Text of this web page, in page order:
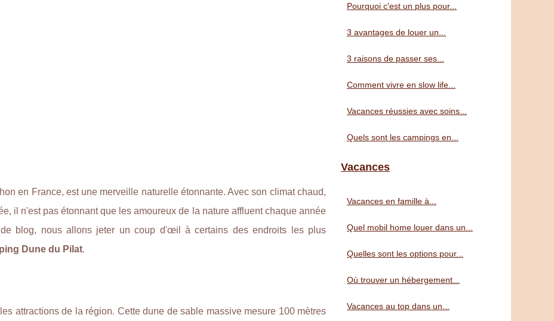
en France, est une merveille naturelle étonnante. Avec son climat chaud,
il n'est pas étonnant que les amoureux de la nature affluent chaque année
blog, nous allons jeter un coup d'œil à certains des endroits les plus
Dune du Pilat.
attractions de la région. Cette dune de sable massive mesure 100 mètres
Pourquoi c'est un plus pour...
3 avantages de louer un...
3 raisons de passer ses...
Comment vivre en slow life...
Vacances réussies avec soins...
Quels sont les campings en...
Vacances
Vacances en famille à...
Quel mobil home louer dans un...
Quelles sont les options pour...
Où trouver un hébergement...
Vacances au top dans un...